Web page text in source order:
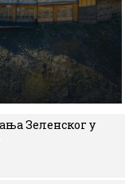
Зеленског у